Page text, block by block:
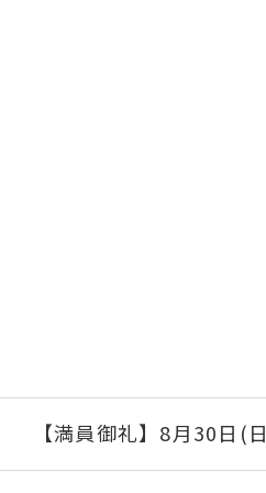
【満員御礼】8月30日